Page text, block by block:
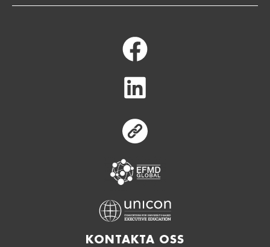
KONTAKTA OSS
Equis